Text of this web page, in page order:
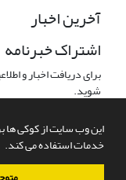
این وب سایت از کوکی ها
خدمات استفاده می کند.
آخرین اخبار
اشتراک خبرنامه
برای دریافت اخبار و
شوید.